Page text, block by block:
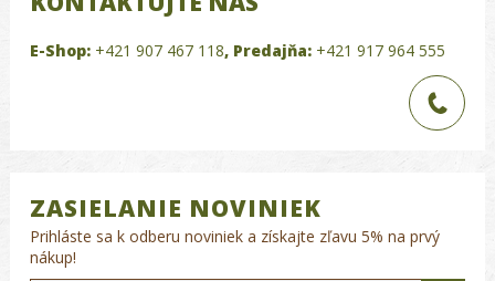
E-Shop: +421 907 467 118, Predajňa: +421 917 964 555
ZASIELANIE NOVINIEK
Prihláste sa k odberu noviniek a získajte zľavu 5% na prvý
nákup!